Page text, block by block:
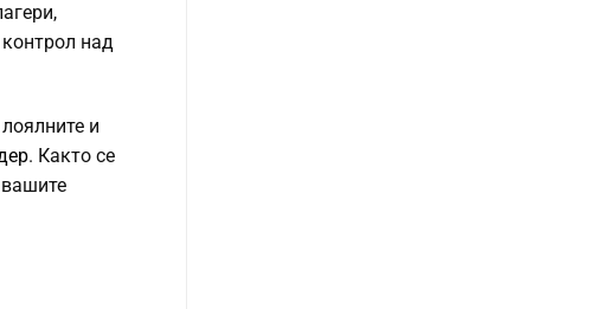
контрол над
и
. Както се